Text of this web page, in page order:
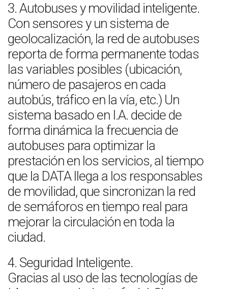
3. Autobuses y movilidad inteligente.
Con sensores y un sistema de
geolocalización, la red de autobuses
reporta de forma permanente todas
las variables posibles (ubicación,
número de pasajeros en cada
autobús, tráfico en la vía, etc.) Un
sistema basado en I.A. decide de
forma dinámica la frecuencia de
autobuses para optimizar la
prestación en los servicios, al tiempo
que la DATA llega a los responsables
de movilidad, que sincronizan la red
de semáforos en tiempo real para
mejorar la circulación en toda la
ciudad.
4. Seguridad Inteligente.
Gracias al uso de las tecnologías de